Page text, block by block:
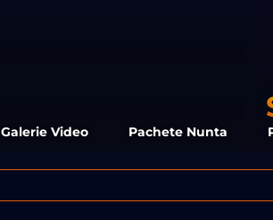
Galerie Video Pachete Nunta